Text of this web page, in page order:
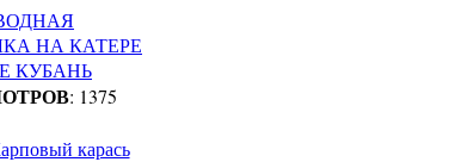
НА КАТЕРЕ
КУБАНЬ
: 1375